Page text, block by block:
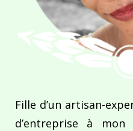
Fille d’un artisan-
d’entreprise à